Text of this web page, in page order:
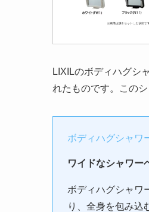
LIXILのボディハグシ
れたものです。この
ボディハグシャワ
ワイドなシャワー
ボディハグシャワ
り、全身を包み込